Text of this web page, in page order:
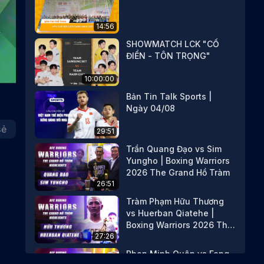
14:56
10:00:00
SHOWMATCH LCK "CỔ
ĐIỂN - TÔN TRỌNG"
29:51
Bản Tin Talk Sports |
Ngày 04/08
26:51
Trần Quang Đạo vs Sim
Yungho | Boxing Warriors
2026 The Grand Hồ Tràm
27:26
Tràm Phạm Hữu Thương
vs Huerban Qiatehe |
Boxing Warriors 2026 The
Phan Minh Quân vs Feng